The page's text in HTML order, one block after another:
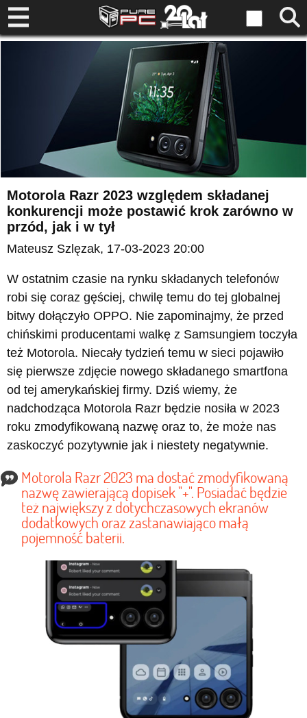
Motorola Razr 2023 względem składanej
konkurencji może postawić krok zarówno w
przód, jak i w tył
Mateusz Szlęzak, 17-03-2023 20:00
W ostatnim czasie na rynku składanych telefonów
robi się coraz gęściej, chwilę temu do tej globalnej
bitwy dołączyło OPPO. Nie zapominajmy, że przed
chińskimi producentami walkę z Samsungiem toczyła
też Motorola. Niecały tydzień temu w sieci pojawiło
się pierwsze zdjęcie nowego składanego smartfona
od tej amerykańskiej firmy. Dziś wiemy, że
nadchodząca Motorola Razr będzie nosiła w 2023
roku zmodyfikowaną nazwę oraz to, że może nas
zaskoczyć pozytywnie jak i niestety negatywnie.
Motorola Razr 2023 ma dostać zmodyfikowaną
nazwę zawierającą dopisek "+". Posiadać będzie
też największy z dotychczasowych ekranów
dodatkowych oraz zastanawiająco małą
pojemność baterii.